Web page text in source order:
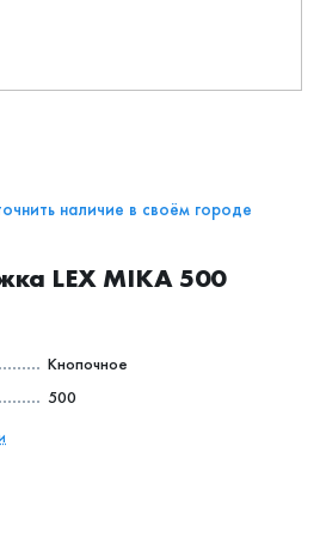
наличие в своём городе
LEX MIKA 500
Кнопочное
500